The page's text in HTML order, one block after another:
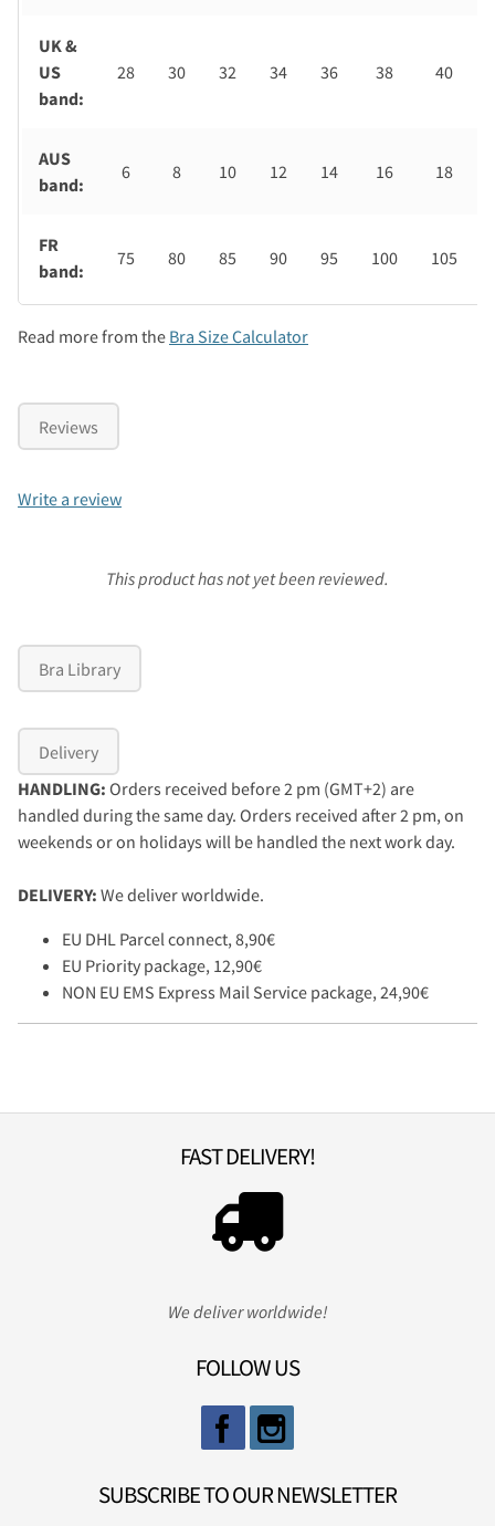
UK &
US
band:
28 30 32 34 36 38 40
AUS
band:
6 8 10 12 14 16 18
FR
band:
75 80 85 90 95 100 105
Read more from the Bra Size Calculator
Reviews
Write a review
This product has not yet been reviewed.
Bra Library
Delivery
HANDLING: Orders received before 2 pm (GMT+2) are
handled during the same day. Orders received after 2 pm, on
weekends or on holidays will be handled the next work day.
DELIVERY: We deliver worldwide.
EU DHL Parcel connect, 8,90€
EU Priority package, 12,90€
NON EU EMS Express Mail Service package, 24,90€
FAST DELIVERY!
We deliver worldwide!
FOLLOW US
SUBSCRIBE TO OUR NEWSLETTER